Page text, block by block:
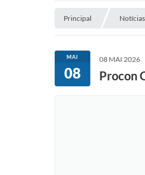
Principal Notícias
MAI
08
08 MAI 2026
Procon